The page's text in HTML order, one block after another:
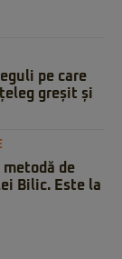
pe care
greșit și
metodă de
Bilic. Este la